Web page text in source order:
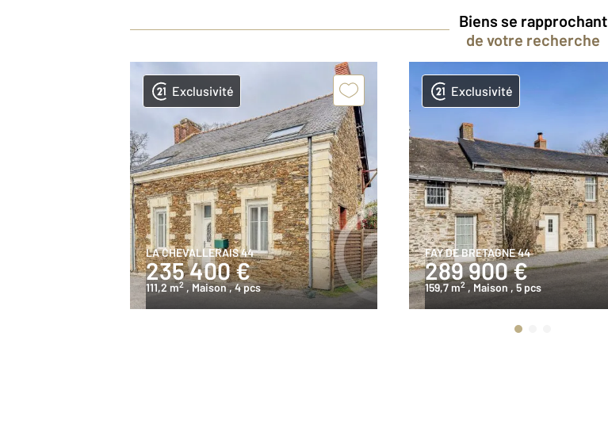
Biens se rapprochant
de votre recherche
Exclusivité
LA CHEVALLERAIS 44
235 400 €
111,2 m2 , Maison, 4 pcs
Exclusivité
FAY DE BRETAGNE 44
289 900 €
159,7 m2 , Maison , 5 pcs